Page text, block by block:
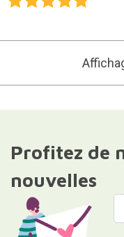
Profitez de
nouvelles